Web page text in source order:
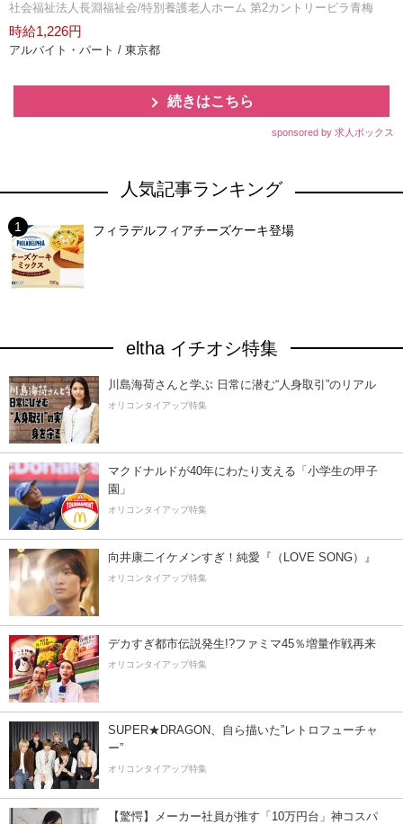
社会福祉法人長淵福祉会/特別養護老人ホーム 第2カントリービラ青梅
時給1,226円
アルバイト・パート / 東京都
続きはこちら
sponsored by 求人ボックス
人気記事ランキング
フィラデルフィアチーズケーキ登場
eltha イチオシ特集
川島海荷さんと学ぶ 日常に潜む“人身取引”のリアル
オリコンタイアップ特集
マクドナルドが40年にわたり支える「小学生の甲子
園」
オリコンタイアップ特集
向井康二イケメンすぎ！純愛『（LOVE SONG）』
オリコンタイアップ特集
デカすぎ都市伝説発生!?ファミマ45％増量作戦再来
オリコンタイアップ特集
SUPER★DRAGON、自ら描いた”レトロフューチャ
ー”
オリコンタイアップ特集
【驚愕】メーカー社員が推す「10万円台」神コスパ